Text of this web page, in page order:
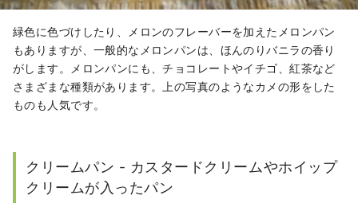
緑色に色づけしたり、メロンのフレーバーを加えたメロンパン
もありますが、一般的なメロンパンは、ほんのりバニラの香り
がします。メロンパンにも、チョコレートやイチゴ、紅茶など
さまざまな種類があります。上の写真のようなカメの形をした
ものも人気です。
クリームパン - カスタードクリームやホイップ
クリームが入ったパン